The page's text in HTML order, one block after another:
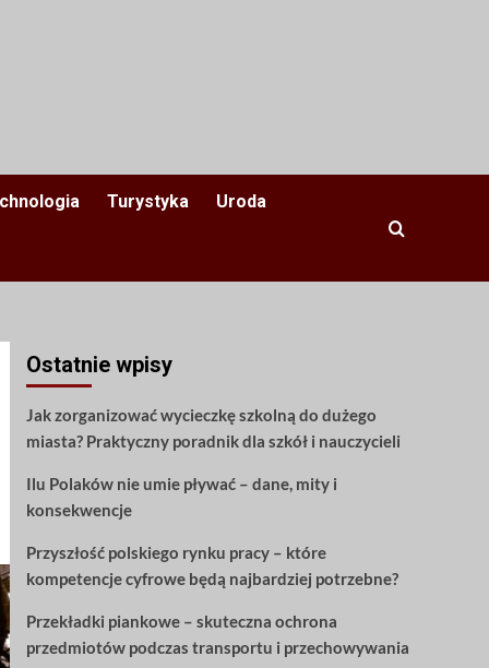
Turystyka Uroda
Ostatnie wpisy
Jak zorganizować wycieczkę szkolną do dużego
miasta? Praktyczny poradnik dla szkół i nauczycieli
Ilu Polaków nie umie pływać – dane, mity i
konsekwencje
Przyszłość polskiego rynku pracy – które
kompetencje cyfrowe będą najbardziej potrzebne?
Przekładki piankowe – skuteczna ochrona
przedmiotów podczas transportu i przechowywania